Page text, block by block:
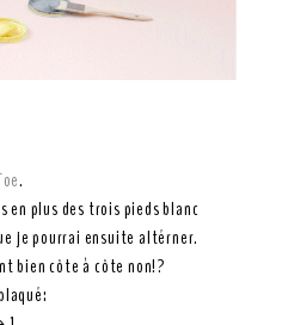
.
en plus des trois pieds blanc
je pourrai ensuite altérner.
bien côte à côte non!?